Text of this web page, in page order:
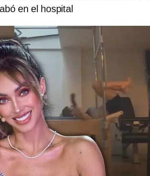
en el hospital